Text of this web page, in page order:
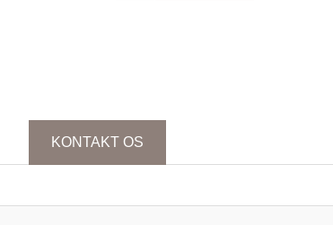
KONTAKT OS